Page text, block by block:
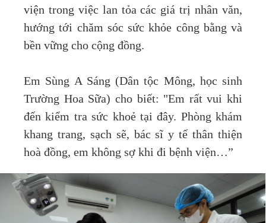
viện trong việc lan tỏa các giá trị nhân văn,
hướng tới chăm sóc sức khỏe công bằng và
bền vững cho cộng đồng.
Em Sùng A Sáng (Dân tộc Mông, học sinh
Trường Hoa Sữa) cho biết: "Em rất vui khi
đến kiểm tra sức khoẻ tại đây. Phòng khám
khang trang, sạch sẽ, bác sĩ y tế thân thiện
hoà đồng, em không sợ khi đi bệnh viện…”